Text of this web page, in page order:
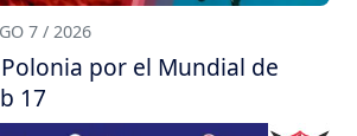
7 / 2026
por el Mundial de
17